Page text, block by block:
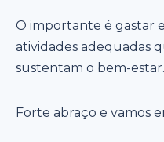
O importante é gastar
atividades adequadas
sustentam o bem-estar.
Forte abraço e vamos